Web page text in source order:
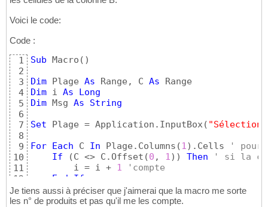
Voici le code:
Code :
1
2
3
4
5
6
7
8
9
10
11
12
13
14
Sub Macro ( )
Dim Plage As Range, C As
Dim i As
Long
Dim Msg As
String
Set Plage = Application.InputBox(
For
Each C In Plage.Columns (1) .Cells
' pour
If
(C <> C.Offset (0 , 1) ) Then
' si la
        i = i +
1
'compte
End
If
Next
Je tiens aussi à préciser que j'aimerai que la macro me sorte
les n° de produits et pas qu'il me les compte.